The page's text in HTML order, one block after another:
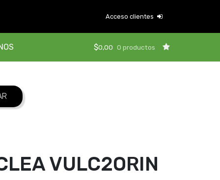
Acceso clientes
$0,00 0 productos
VULC2ORIN